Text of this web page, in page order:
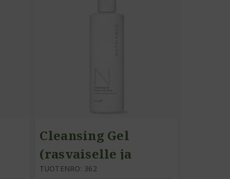
Cleansing Gel
(rasvaiselle ja
sekaiholle)
TUOTENRO: 362